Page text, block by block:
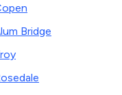
Bridge